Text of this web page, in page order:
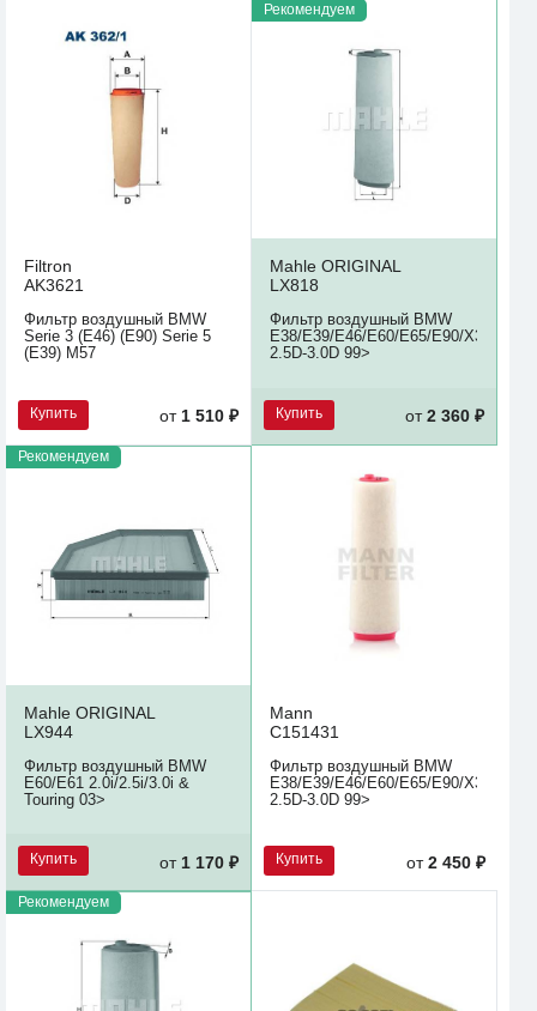
Filtron
AK3621
Фильтр воздушный BMW
Serie 3 (E46) (E90) Serie 5
(E39) M57
Купить от1 510 ₽
Рекомендуем
Mahle ORIGINAL
LX818
Фильтр воздушный BMW
E38/E39/E46/E60/E65/E90/X3/X5
2.5D-3.0D 99>
Купить от2 360 ₽
Рекомендуем
Mahle ORIGINAL
LX944
Фильтр воздушный BMW
E60/E61 2.0i/2.5i/3.0i &
Touring 03>
Купить от 1 170 ₽
Mann
C151431
Фильтр воздушный BMW
E38/E39/E46/E60/E65/E90/X3/X5
2.5D-3.0D 99>
Купить от2 450 ₽
Рекомендуем